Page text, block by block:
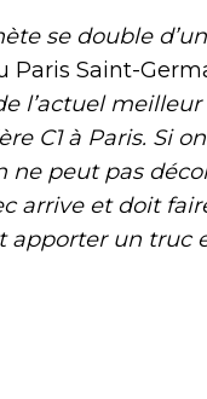
se double
Paris Saint-
l’actuel
C1 à Paris. Si
ne peut pas
arrive et doit
apporter un truc